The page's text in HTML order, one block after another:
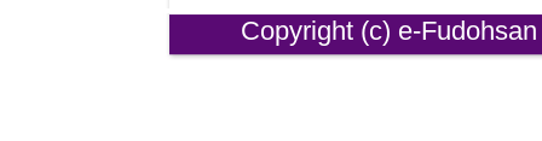
Copyright (c) e-